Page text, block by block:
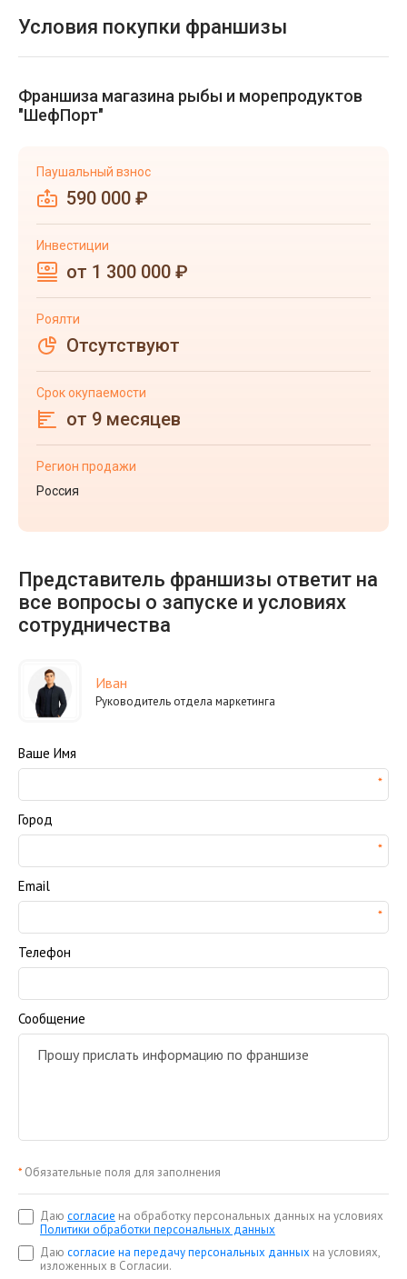
Условия покупки франшизы
Франшиза магазина рыбы и морепродуктов
"ШефПорт"
Паушальный взнос
590 000 ₽
Инвестиции
от 1 300 000 ₽
Роялти
Отсутствуют
Срок окупаемости
от 9 месяцев
Регион продажи
Россия
Представитель франшизы ответит на
все вопросы о запуске и условиях
сотрудничества
Иван
Руководитель отдела маркетинга
Ваше Имя
Город
Email
Телефон
Сообщение
* Обязательные поля для заполнения
Даю согласие на обработку персональных данных на условиях
Политики обработки персональных данных
Даю согласие на передачу персональных данных на условиях,
изложенных в Согласии.